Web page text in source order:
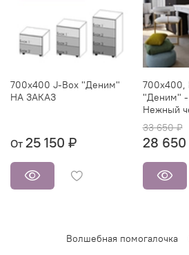
700х400 J-Box "Деним"
НА ЗАКАЗ
От 25 150 ₽
700х400,
"Деним" -
Нежный
33 650 ₽
28 650
Волшебная помогалочка